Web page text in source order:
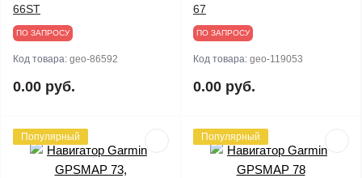
66ST
ПО ЗАПРОСУ
Код товара: geo-86592
0.00 руб.
67
ПО ЗАПРОСУ
Код товара: geo-119053
0.00 руб.
Популярный Популярный